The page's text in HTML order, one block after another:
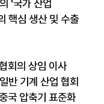
'국가 산업
핵심 생산 및 수출
회의 상임 이사
반 기계 산업 협회
국 압축기 표준화